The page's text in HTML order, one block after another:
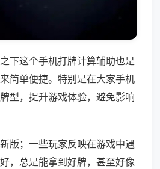
下这个手机打牌计算辅助也是
简单便捷。特别是在大家手机
型，提升游戏体验，避免影响
版；一些玩家反映在游戏中遇
，总是能拿到好牌，甚至好像